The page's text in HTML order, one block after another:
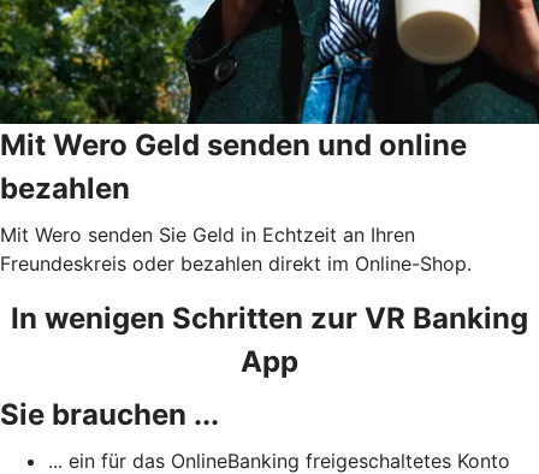
Mit Wero Geld senden und online
bezahlen
Mit Wero senden Sie Geld in Echtzeit an Ihren
Freundeskreis oder bezahlen direkt im Online-Shop.
In wenigen Schritten zur VR Banking
App
Sie brauchen ...
... ein für das OnlineBanking freigeschaltetes Konto